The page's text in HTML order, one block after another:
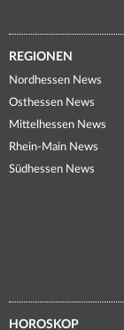
REGIONEN
Nordhessen News
Osthessen News
Mittelhessen News
Rhein-Main News
Südhessen News
HOROSKOP